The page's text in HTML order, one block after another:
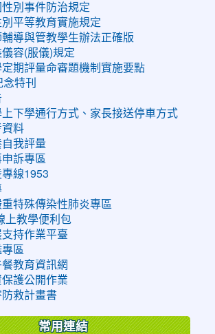
性別事件防治規定
別平等教育實施規定
輔導與管教學生辦法正確版
儀容(服儀)規定
定期評量命審題機制實施要點
特刊
下學通行方式、家長接送停車方式
料
我評量
訴專區
線1953
特殊傳染性肺炎專區
上教學便利包
持作業平臺
區
教育資訊網
保護公開作業
防救計畫書
常用連結